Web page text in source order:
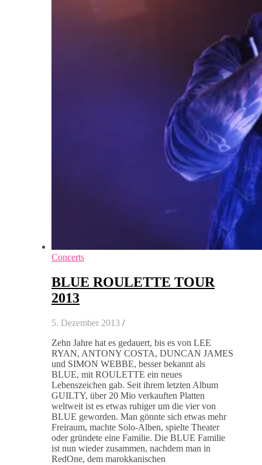
Concerts
BLUE ROULETTE TOUR
2013
5. Dezember 2013 /
Zehn Jahre hat es gedauert, bis es von LEE
RYAN, ANTONY COSTA, DUNCAN JAMES
und SIMON WEBBE, besser bekannt als
BLUE, mit ROULETTE ein neues
Lebenszeichen gab. Seit ihrem letzten Album
GUILTY, über 20 Mio verkauften Platten
weltweit ist es etwas ruhiger um die vier von
BLUE geworden. Man gönnte sich etwas mehr
Freiraum, machte Solo-Alben, spielte Theater
oder gründete eine Familie. Die BLUE Familie
ist nun wieder zusammen, nachdem man in
RedOne, dem marokkanischen